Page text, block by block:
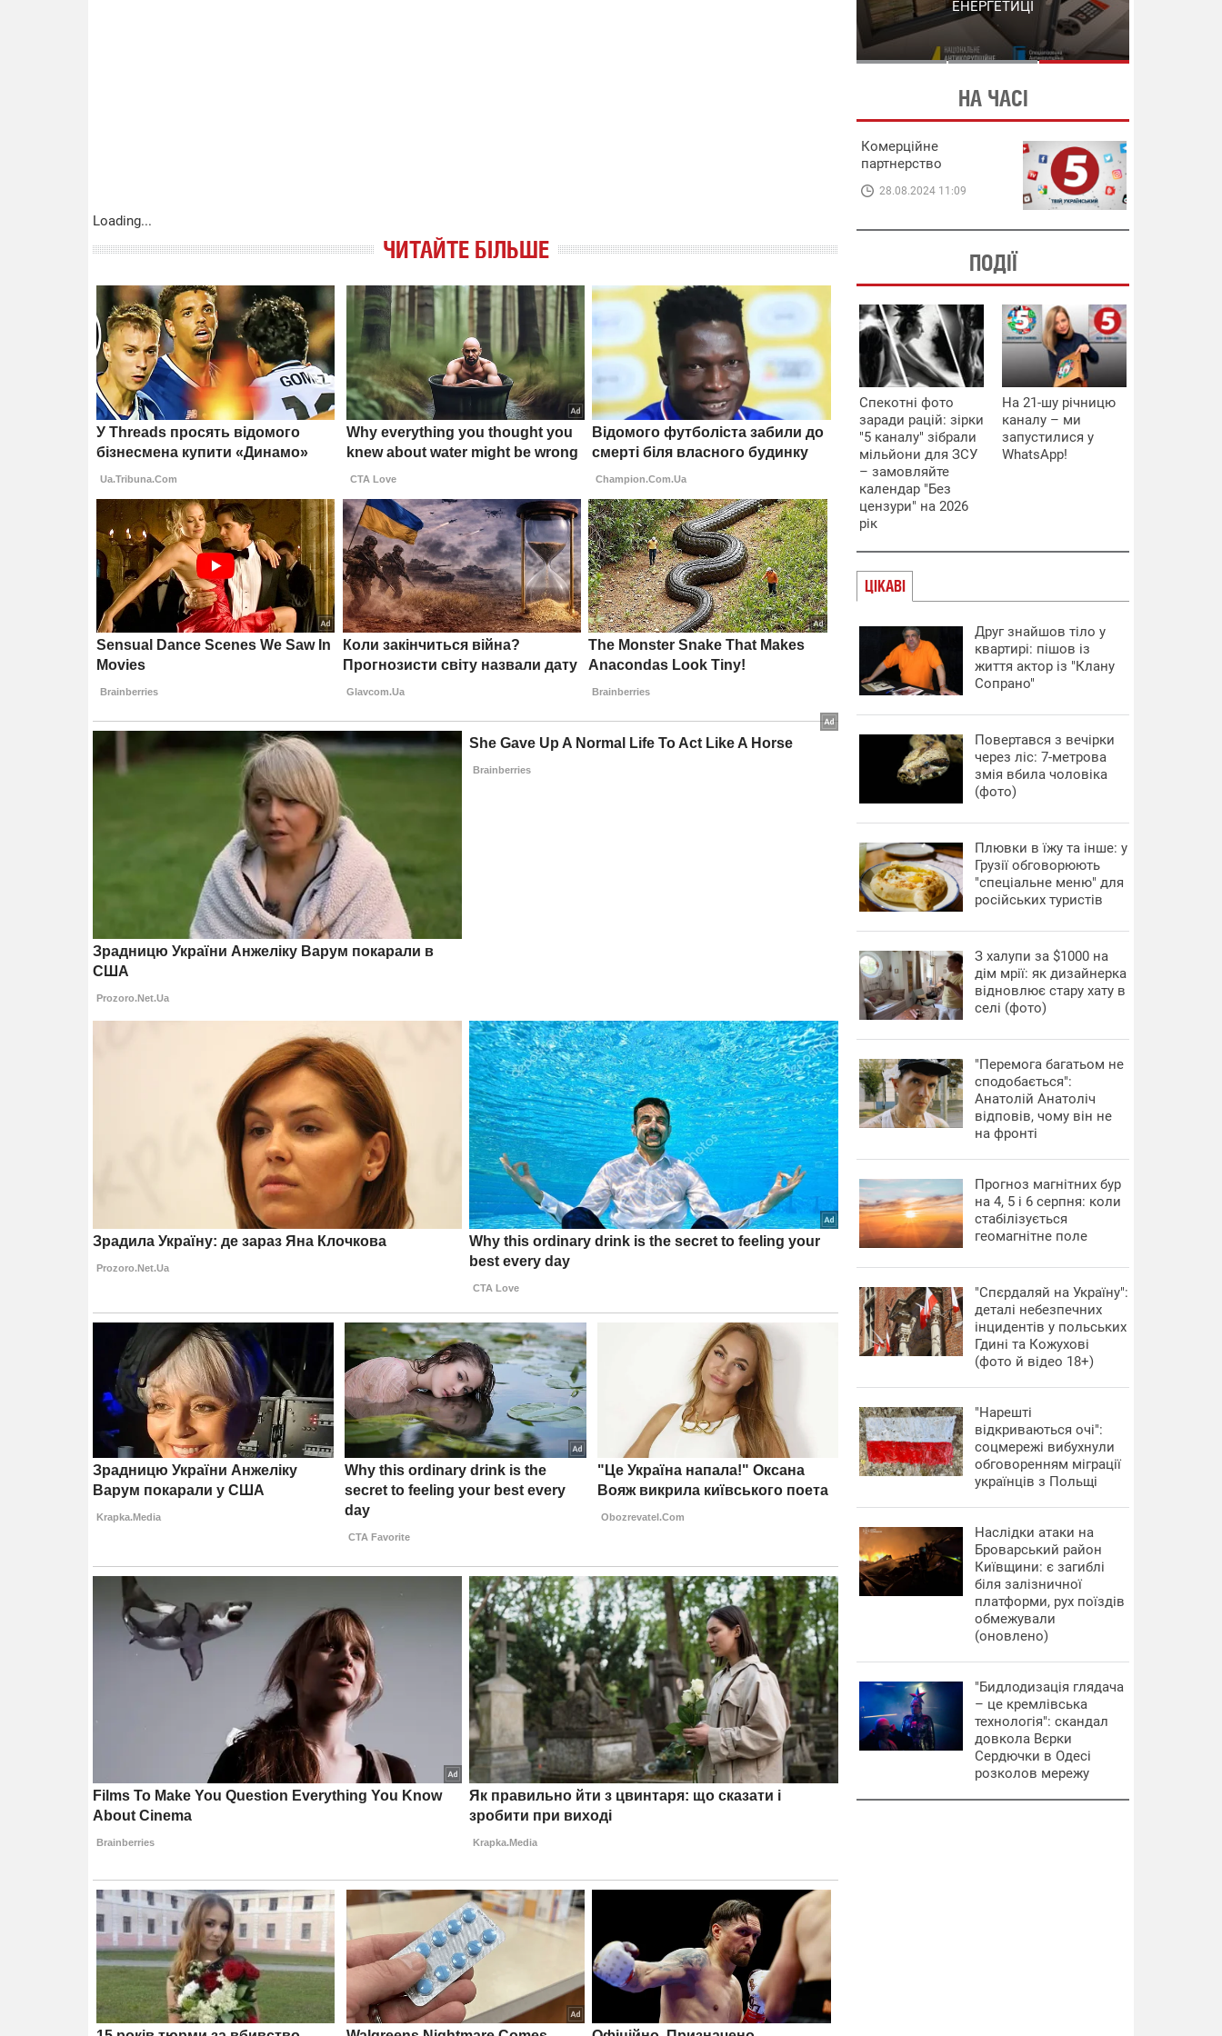
Loading...
ЧИТАЙТЕ БІЛЬШЕ
СХЕМИ В ЕНЕРГЕТИЦІ
ЕНЕРГЕТИЦІ
НА ЧАСІ
Комерційне
партнерство
28.08.2024 11:09
ПОДІЇ
Спекотні фото
заради рацій: зірки
"5 каналу" зібрали
мільйони для ЗСУ
– замовляйте
календар "Без
цензури" на 2026
рік
На 21-шу річницю
каналу – ми
запустилися у
WhatsApp!
ЦІКАВІ
Друг знайшов тіло у
квартирі: пішов із
життя актор із "Клану
Сопрано"
Повертався з вечірки
через ліс: 7-метрова
змія вбила чоловіка
(фото)
Плювки в їжу та інше: у
Грузії обговорюють
"спеціальне меню" для
російських туристів
З халупи за $1000 на
дім мрії: як дизайнерка
відновлює стару хату в
селі (фото)
"Перемога багатьом не
сподобається":
Анатолій Анатоліч
відповів, чому він не
на фронті
Прогноз магнітних бур
на 4, 5 і 6 серпня: коли
стабілізується
геомагнітне поле
"Спєрдаляй на Україну":
деталі небезпечних
інцидентів у польських
Гдині та Кожухові
(фото й відео 18+)
"Нарешті
відкриваються очі":
соцмережі вибухнули
обговоренням міграції
українців з Польщі
Наслідки атаки на
Броварський район
Київщини: є загиблі
біля залізничної
платформи, рух поїздів
обмежували
(оновлено)
"Бидлодизація глядача
– це кремлівська
технологія": скандал
довкола Вєрки
Сердючки в Одесі
розколов мережу